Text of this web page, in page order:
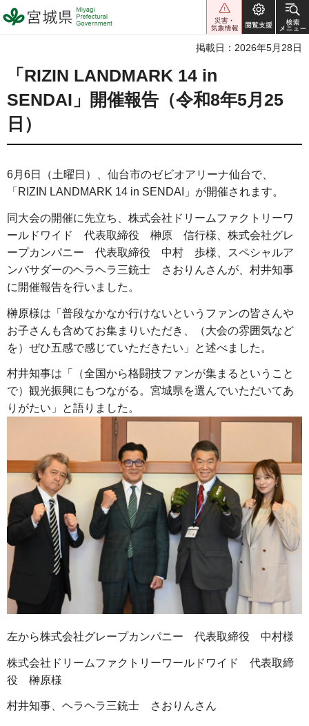
宮城県 Miyagi Prefectural
Government
掲載日：2026年5月28日
「RIZIN LANDMARK 14 in
SENDAI」開催報告（令和8年5月25
日）
6月6日（土曜日）、仙台市のゼビオアリーナ仙台で、
「RIZIN LANDMARK 14 in SENDAI」が開催されます。
同大会の開催に先立ち、株式会社ドリームファクトリーワ
ールドワイド 代表取締役 榊原 信行様、株式会社グレ
ープカンパニー 代表取締役 中村 歩様、スペシャルア
ンバサダーのヘラヘラ三銃士 さおりんさんが、村井知事
に開催報告を行いました。
榊原様は「普段なかなか行けないというファンの皆さんや
お子さんも含めてお集まりいただき、（大会の雰囲気など
を）ぜひ五感で感じていただきたい」と述べました。
村井知事は「（全国から格闘技ファンが集まるということ
で）観光振興にもつながる。宮城県を選んでいただいてあ
りがたい」と語りました。
左から株式会社グレープカンパニー 代表取締役 中村様
株式会社ドリームファクトリーワールドワイド 代表取締
役 榊原様
村井知事、ヘラヘラ三銃士 さおりんさん